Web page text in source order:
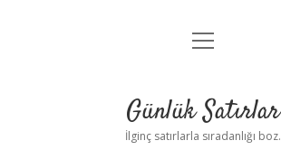
Anasayfa
Yasal Uyarı
menüyü
Günlük Satırlar
İlginç satırlarla sıradanlığı boz.